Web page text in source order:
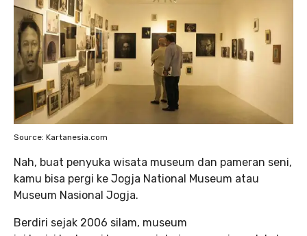
Source: Kartanesia.com
Nah, buat penyuka wisata museum dan pameran seni,
kamu bisa pergi ke Jogja National Museum atau
Museum Nasional Jogja.
Berdiri sejak 2006 silam, museum